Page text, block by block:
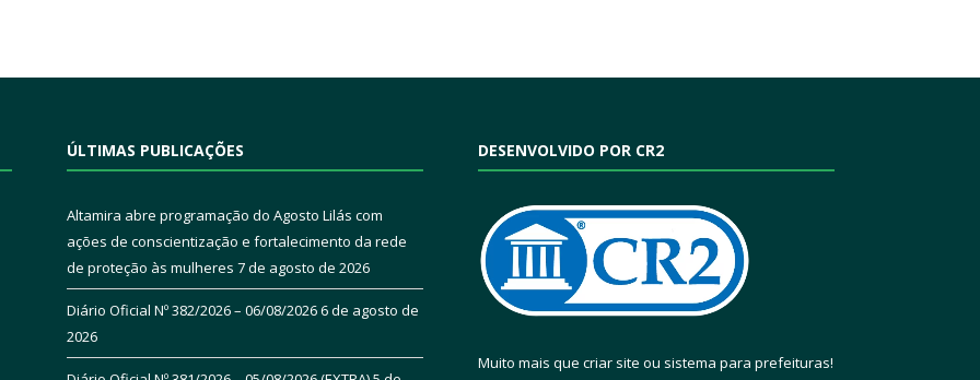
ÚLTIMAS PUBLICAÇÕES
Altamira abre programação do Agosto Lilás com
ações de conscientização e fortalecimento da rede
de proteção às mulheres 7 de agosto de 2026
Diário Oficial Nº 382/2026 – 06/08/20266 de agosto de
2026
DESENVOLVIDO POR CR2
Muito mais que criar site ou sistema para prefeituras!